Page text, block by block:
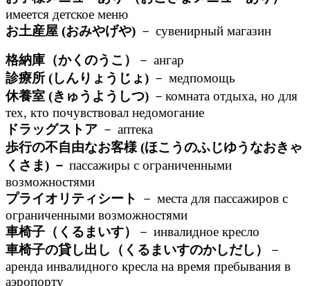
имеется детское меню
お土産屋 (おみやげや) － сувенирный магазин
格納庫（かくのうこ）
－ ангар
診療所 (しんりょうじょ) － медпомощь
休養室 (きゅうようしつ) －комната отдыха, но для
тех, кто почувствовал недомогание
ドラッグストア － аптека
歩行の不自由なお客様 (ほこうのふじゆうなおきゃ
くさま) － пассажиры с ограниченными
возможностями
プライオリティシート
－ места для пассажиров с
ограниченными возможностями
車椅子（くるまいす）
－ инвалидное кресло
車椅子の貸し出し（くるまいすのかしだし）
－
аренда инвалидного кресла на время пребывания в
аэропорту